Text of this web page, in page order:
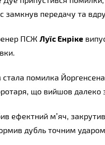
замкнув передачу та
ПСЖ Луїс Енріке
помилка
що вийшов далеко
ефектний м’яч,
дубль точним